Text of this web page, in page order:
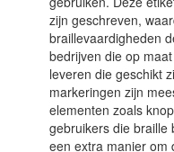
zijn geschreven,
braillevaardigheden
bedrijven die op
leveren die geschikt
markeringen zijn
elementen zoals
gebruikers die braille
een extra manier om